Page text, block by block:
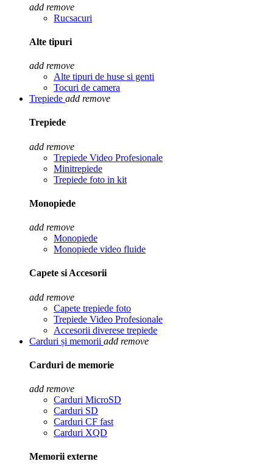
add remove
Rucsacuri
Alte tipuri
add remove
Alte tipuri de huse si genti
Tocuri de camera
Trepiede add remove
Trepiede
add remove
Trepiede Video Profesionale
Minitrepiede
Trepiede foto in kit
Monopiede
add remove
Monopiede
Monopiede video fluide
Capete si Accesorii
add remove
Capete trepiede foto
Trepiede Video Profesionale
Accesorii diverese trepiede
Carduri și memorii add remove
Carduri de memorie
add remove
Carduri MicroSD
Carduri SD
Carduri CF fast
Carduri XQD
Memorii externe